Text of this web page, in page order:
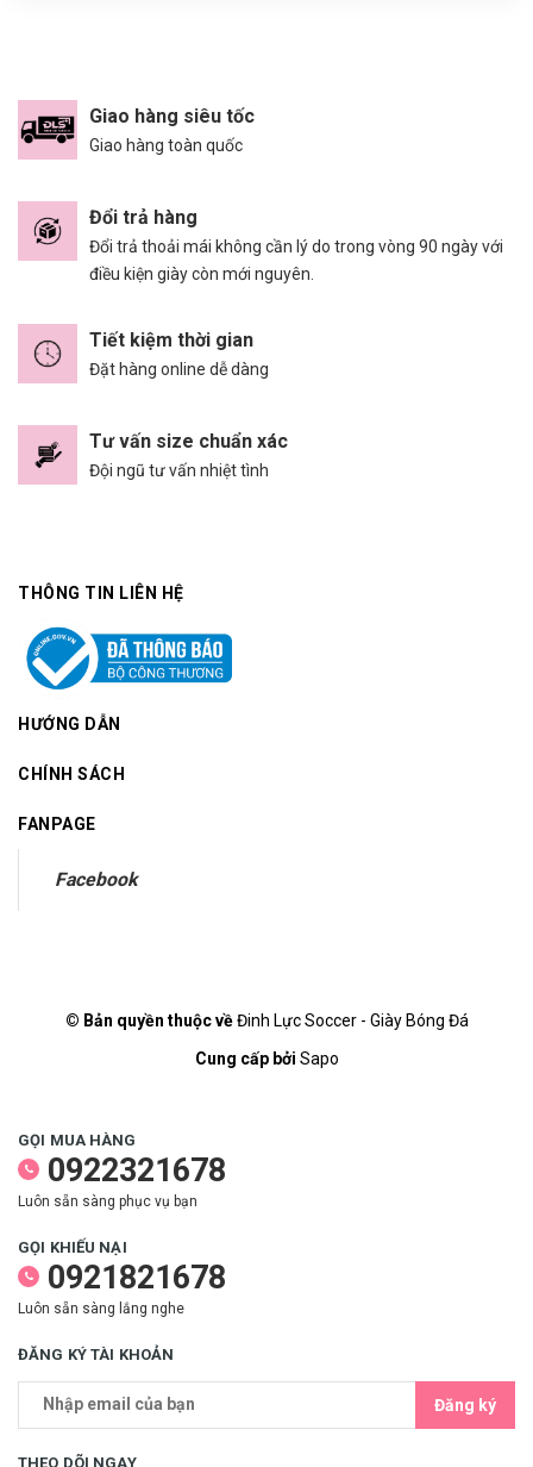
Giao hàng siêu tốc
Giao hàng toàn quốc
Đổi trả hàng
Đổi trả thoải mái không cần lý do trong vòng 90 ngày với
điều kiện giày còn mới nguyên.
Tiết kiệm thời gian
Đặt hàng online dễ dàng
Tư vấn size chuẩn xác
Đội ngũ tư vấn nhiệt tình
THÔNG TIN LIÊN HỆ
HƯỚNG DẪN
CHÍNH SÁCH
FANPAGE
Facebook
© Bản quyền thuộc vềĐinh Lực Soccer - Giày Bóng Đá
Cung cấp bởi Sapo
GỌI MUA HÀNG
0922321678
Luôn sẵn sàng phục vụ bạn
GỌI KHIẾU NẠI
0921821678
Luôn sẵn sàng lắng nghe
ĐĂNG KÝ TÀI KHOẢN
Đăng ký
THEO DÕI NGAY